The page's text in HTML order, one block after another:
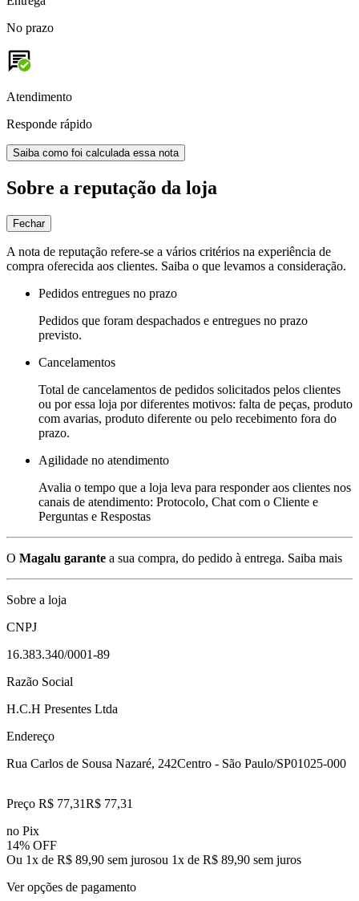
No prazo
Atendimento
Responde rápido
Saiba como foi calculada essa nota
Sobre a reputação da loja
Fechar
A nota de reputação refere-se a vários critérios na experiência de
compra oferecida aos clientes. Saiba o que levamos a consideração.
Pedidos entregues no prazo
Pedidos que foram despachados e entregues no prazo
previsto.
Cancelamentos
Total de cancelamentos de pedidos solicitados pelos clientes
ou por essa loja por diferentes motivos: falta de peças, produto
com avarias, produto diferente ou pelo recebimento fora do
prazo.
Agilidade no atendimento
Avalia o tempo que a loja leva para responder aos clientes nos
canais de atendimento: Protocolo, Chat com o Cliente e
Perguntas e Respostas
O Magalu garante a sua compra, do pedido à entrega. Saiba mais
Sobre a loja
CNPJ
16.383.340/0001-89
Razão Social
H.C.H Presentes Ltda
Endereço
Rua Carlos de Sousa Nazaré, 242Centro - São Paulo/SP01025-000
Preço R$ 77,31R$ 77,31
no Pix
14% OFF
Ou 1x de R$ 89,90 sem jurosou 1x de R$ 89,90 sem juros
Ver opções de pagamento